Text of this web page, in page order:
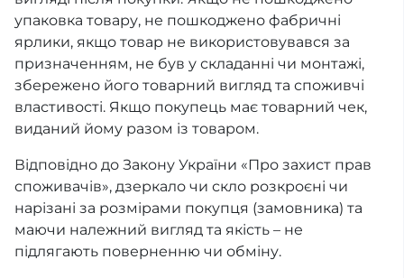
упаковка товару, не пошкоджено фабричні
ярлики, якщо товар не використовувався за
призначенням, не був у складанні чи монтажі,
збережено його товарний вигляд та споживчі
властивості. Якщо покупець має товарний чек,
виданий йому разом із товаром.
Відповідно до Закону України «Про захист прав
споживачів», дзеркало чи скло розкроєні чи
нарізані за розмірами покупця (замовника) та
маючи належний вигляд та якість – не
підлягають поверненню чи обміну.